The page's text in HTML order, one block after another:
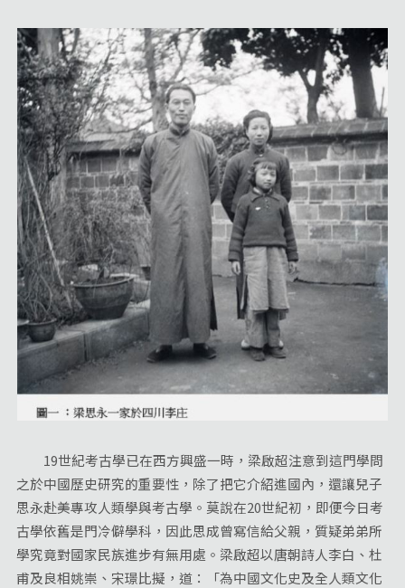
19世紀考古學已在西方興盛一時，梁啟超注意到這門學問
之於中國歷史研究的重要性，除了把它介紹進國內，還讓兒子
思永赴美專攻人類學與考古學。莫說在20世紀初，即便今日考
古學依舊是門冷僻學科，因此思成曾寫信給父親，質疑弟弟所
學究竟對國家民族進步有無用處。梁啟超以唐朝詩人李白、杜
甫及良相姚崇、宋璟比擬，道：「為中國文化史及全人類文化